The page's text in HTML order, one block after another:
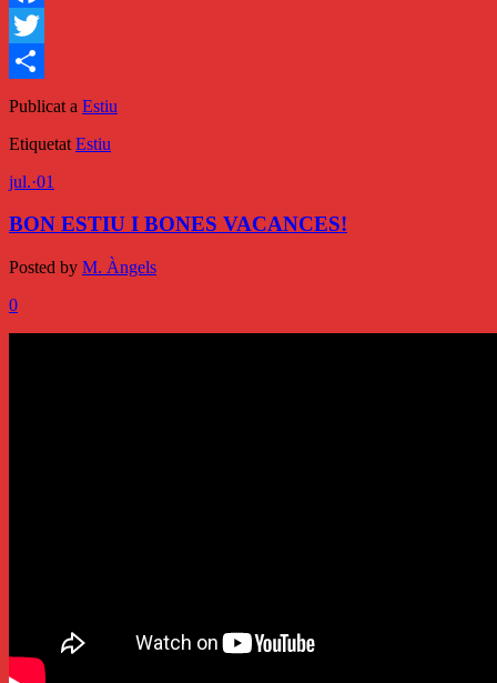
Facebook
Twitter
Comparteix
Publicat a Estiu
Etiquetat Estiu
jul.·01
BON ESTIU I BONES VACANCES!
Posted by M. Àngels
0